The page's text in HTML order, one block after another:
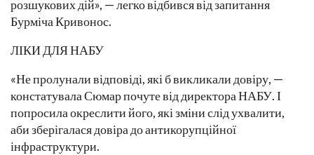
розшукових дій», — легко відбився від запитання
Бурміча Кривонос.
ЛІКИ ДЛЯ НАБУ
«Не пролунали відповіді, які б викликали довіру, —
констатувала Сюмар почуте від директора НАБУ. І
попросила окреслити його, які зміни слід ухвалити,
аби зберігалася довіра до антикорупційної
інфраструктури.